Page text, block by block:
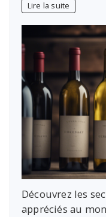
Lire la suite
Découvrez les
appréciés au